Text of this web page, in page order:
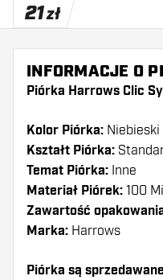
21zł
INFORMACJE O
Piórka Harrows Clic
Kolor Piórka: Niebieski
Kształt Piórka:
Temat Piórka: Inne
Materiał Piórek: 100
Zawartość
Marka: Harrows
Piórka są